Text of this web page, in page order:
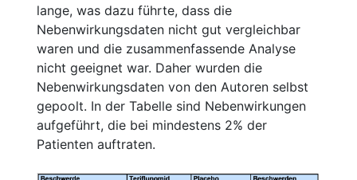
lange, was dazu führte, dass die
Nebenwirkungsdaten nicht gut vergleichbar
waren und die zusammenfassende Analyse
nicht geeignet war. Daher wurden die
Nebenwirkungsdaten von den Autoren selbst
gepoolt. In der Tabelle sind Nebenwirkungen
aufgeführt, die bei mindestens 2% der
Patienten auftraten.